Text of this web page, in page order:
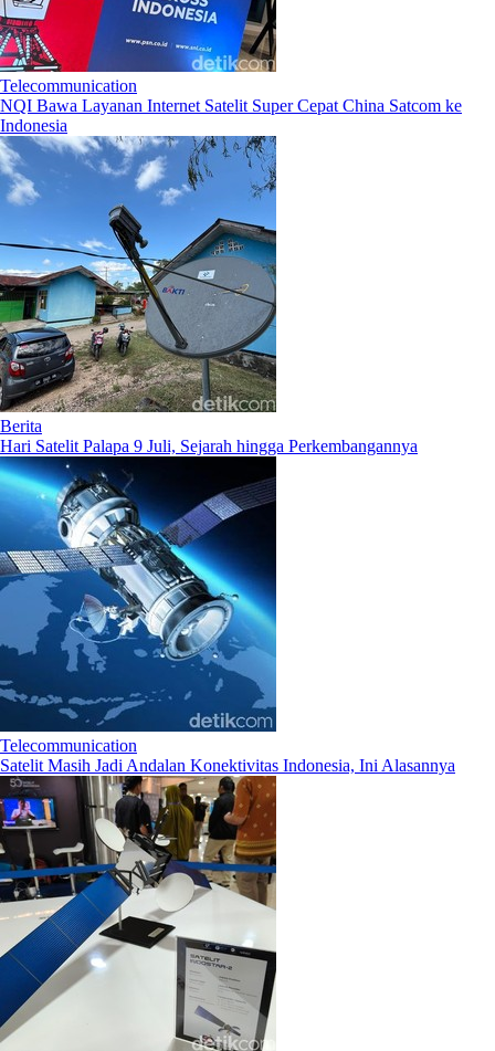
Telecommunication
NQI Bawa Layanan Internet Satelit Super Cepat China Satcom ke
Indonesia
Berita
Hari Satelit Palapa 9 Juli, Sejarah hingga Perkembangannya
Telecommunication
Satelit Masih Jadi Andalan Konektivitas Indonesia, Ini Alasannya